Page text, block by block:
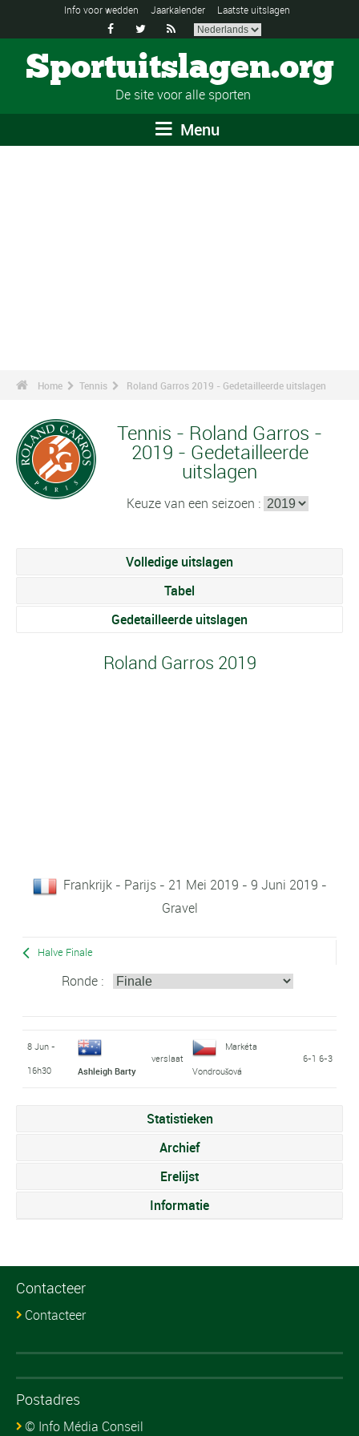
Info voor wedden Jaarkalender Laatste uitslagen
  
Sportuitslagen.org
De site voor alle sporten
Menu
Home Tennis Roland Garros 2019 - Gedetailleerde uitslagen
Tennis - Roland Garros -
2019 - Gedetailleerde
uitslagen
Keuze van een seizoen :
Volledige uitslagen
Tabel
Gedetailleerde uitslagen
Roland Garros 2019
Frankrijk - Parijs - 21 Mei 2019 - 9 Juni 2019 -
Gravel
Halve Finale
Ronde :
8 Jun -
16h30
Ashleigh Barty
verslaat
Markéta
Vondroušová
6-1 6-3
Statistieken
Archief
Erelijst
Informatie
Contacteer
Contacteer
Postadres
© Info Média Conseil